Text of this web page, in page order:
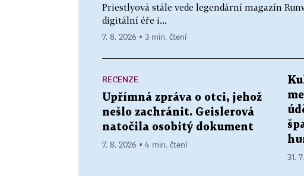
Priestlyová stále vede legendární magazín
digitální éře i...
7. 8. 2026 ▪ 3 min. čtení
RECENZE
Upřímná zpráva o otci, jehož
nešlo zachránit. Geislerová
natočila osobitý dokument
7. 8. 2026 ▪ 4 min. čtení
31.